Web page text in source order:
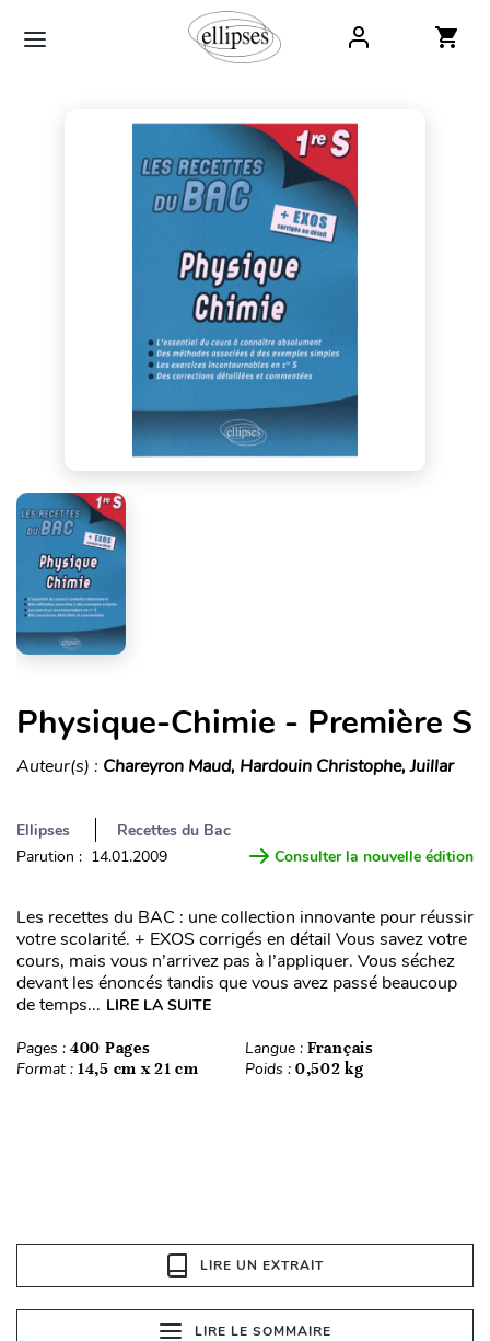
Physique-Chimie - Première S
Auteur(s) : Chareyron Maud, Hardouin Christophe, Juillar
Ellipses
Recettes du Bac
Parution : 14.01.2009
Consulter la nouvelle édition
Les recettes du BAC : une collection innovante pour réussir
votre scolarité. + EXOS corrigés en détail Vous savez votre
cours, mais vous n’arrivez pas à l’appliquer. Vous séchez
devant les énoncés tandis que vous avez passé beaucoup
de temps... LIRE LA SUITE
Pages : 400 Pages Langue : Français
Format : 14,5 cm x 21 cm Poids : 0,502 kg
LIRE UN EXTRAIT
LIRE LE SOMMAIRE